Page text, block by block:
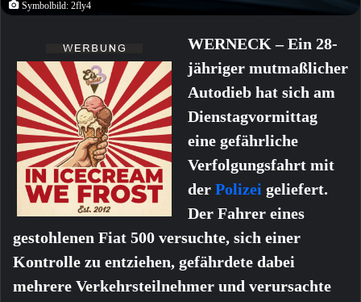
Symbolbild: 2fly4
WERNECK – Ein 28-
jähriger mutmaßlicher
Autodieb hat sich am
Dienstagvormittag
eine gefährliche
Verfolgungsfahrt mit
der Polizei geliefert.
Der Fahrer eines
gestohlenen Fiat 500 versuchte, sich einer
Kontrolle zu entziehen, gefährdete dabei
mehrere Verkehrsteilnehmer und verursachte